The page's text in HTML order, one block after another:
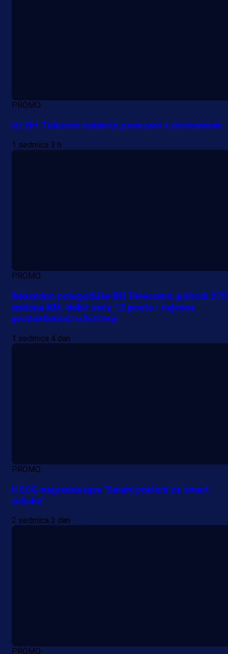
PROMO
Uz BH Telecom ostanite povezani s domovinom
1 sedmica 3 h
PROMO
Rekordno polugodište BH Telecoma: prihodi
miliona KM, dobit veća 12 posto i najveća
produktivnost u historiji
1 sedmica 4 dan
PROMO
II ESG nagradna igra "Smart pokloni za smart
odluke"
2 sedmica 3 dan
PROMO